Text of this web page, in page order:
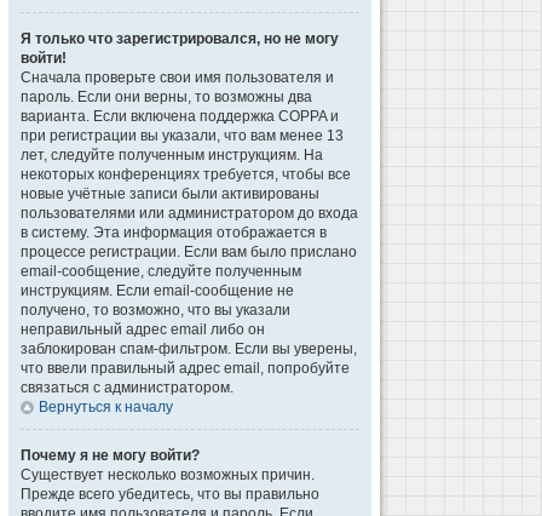
Я только что зарегистрировался, но не могу
войти!
Сначала проверьте свои имя пользователя и
пароль. Если они верны, то возможны два
варианта. Если включена поддержка COPPA и
при регистрации вы указали, что вам менее 13
лет, следуйте полученным инструкциям. На
некоторых конференциях требуется, чтобы все
новые учётные записи были активированы
пользователями или администратором до входа
в систему. Эта информация отображается в
процессе регистрации. Если вам было прислано
email-сообщение, следуйте полученным
инструкциям. Если email-сообщение не
получено, то возможно, что вы указали
неправильный адрес email либо он
заблокирован спам-фильтром. Если вы уверены,
что ввели правильный адрес email, попробуйте
связаться с администратором.
Вернуться к началу
Почему я не могу войти?
Существует несколько возможных причин.
Прежде всего убедитесь, что вы правильно